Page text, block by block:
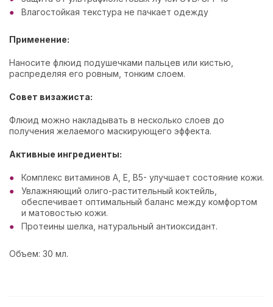
Влагостойкая текстура не пачкает одежду
Применение:
Наносите флюид подушечками пальцев или кистью,
распределяя его ровным, тонким слоем.
Совет визажиста:
Флюид можно накладывать в несколько слоев до
получения желаемого маскирующего эффекта.
Активные ингредиенты:
Комплекс витаминов А, Е, В5- улучшает состояние кожи.
Увлажняющий олиго-растительный коктейль,
обеспечивает оптимальный баланс между комфортом
и матовостью кожи.
Протеины шелка, натуральный антиоксидант.
Объем: 30 мл.